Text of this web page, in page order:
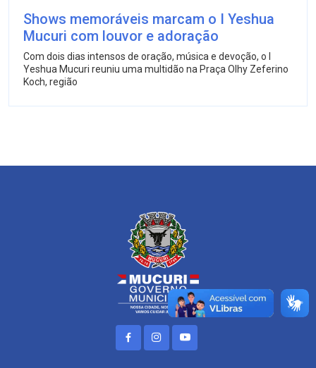
Shows memoráveis marcam o I Yeshua
Mucuri com louvor e adoração
Com dois dias intensos de oração, música e devoção, o I
Yeshua Mucuri reuniu uma multidão na Praça Olhy Zeferino
Koch, região